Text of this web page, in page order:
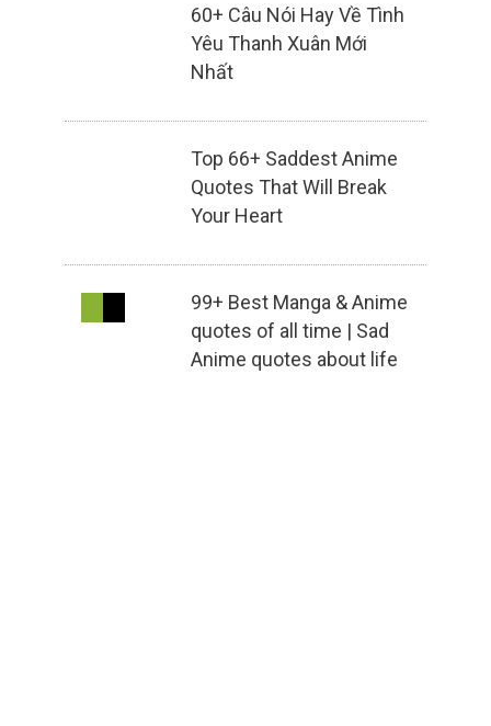
60+ Câu Nói Hay Về Tình
Yêu Thanh Xuân Mới
Nhất
Top 66+ Saddest Anime
Quotes That Will Break
Your Heart
99+ Best Manga & Anime
quotes of all time | Sad
Anime quotes about life